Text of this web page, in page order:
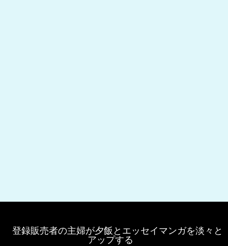
登録販売者の主婦が夕飯とエッセイマンガを淡々と
アップする